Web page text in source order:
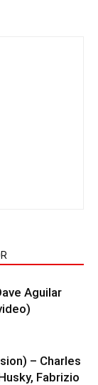
Aguilar
– Charles
Fabrizio